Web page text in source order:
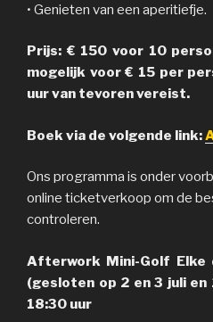
• Genieten van een aperitiefje.
Prijs: € 150 voor 10
mogelijk voor € 15 per
uur van tevoren vereist.
Boek via de volgende link:
Ons programma is onder
online ticketverkoop om de
controleren.
Afterwork Mini-Golf Elke
(gesloten op 2 en 3 juli
18:30 uur